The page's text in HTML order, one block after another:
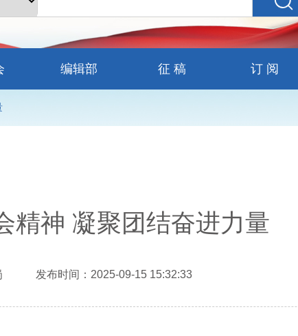
编辑部 征 稿 订 阅
精神 凝聚团结奋进力量
发布时间：2025-09-15 15:32:33